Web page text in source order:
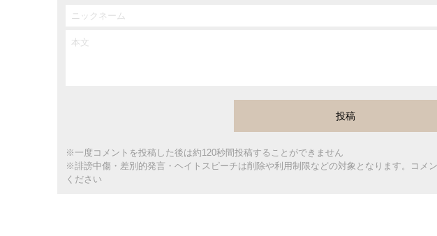
※一度コメントを投稿した後は約120秒間投稿することができません
※誹謗中傷・差別的発言・ヘイトスピーチは削除や利用制限などの対象となります。コメ
ください